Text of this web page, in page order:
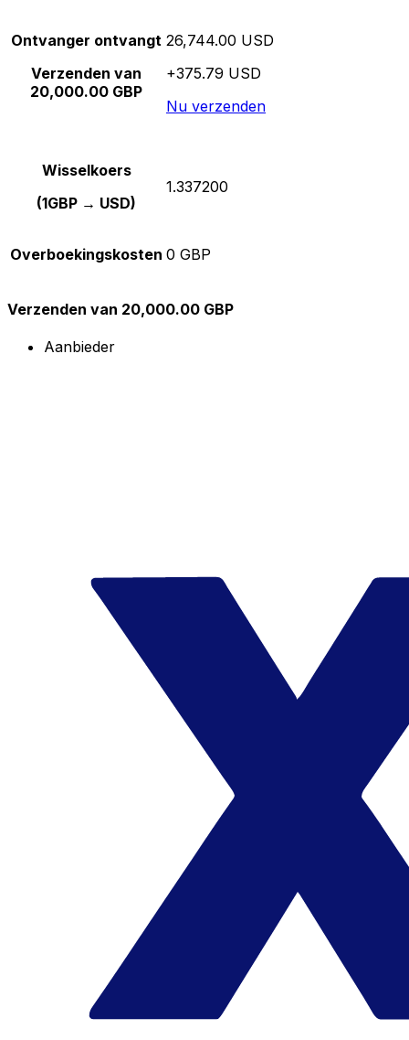
Ontvanger ontvangt
Verzenden van
20,000.00 GBP
26,744.00 USD
+375.79 USD
Nu verzenden
Wisselkoers
(1GBP → USD)
1.337200
Overboekingskosten 0 GBP
Verzenden van 20,000.00 GBP
Aanbieder